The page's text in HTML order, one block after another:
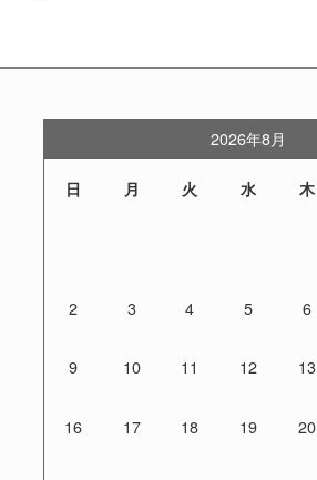
2026年8月
日 月 火 水 木
2 3 4 5 6
9 10 11 12 13
16 17 18 19 20